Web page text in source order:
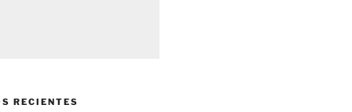
RECIENTES